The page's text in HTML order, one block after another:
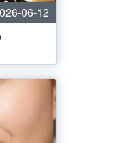
06-12